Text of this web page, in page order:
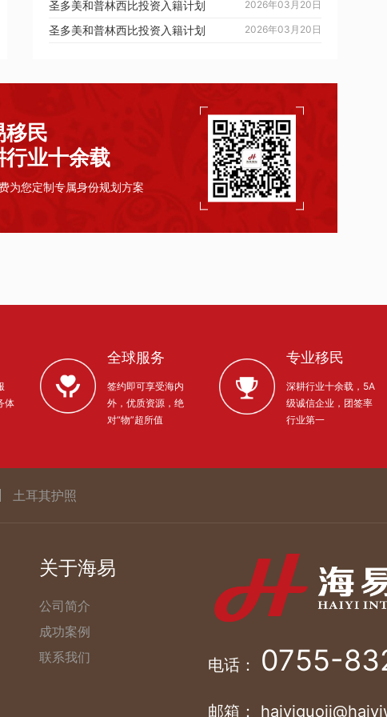
2026年03月20日
圣多美和普林西比投资入籍计划
2026年03月20日
圣多美和普林西比投资入籍计划
移民
行业十余载
为您定制专属身份规划方案
体
全球服务
签约即可享受海内
外，优质资源，绝
对“物”超所值
专业移民
深耕行业十余载，5A
级诚信企业，团签率
行业第一
土耳其护照
关于海易
公司简介
成功案例
联系我们
电话： 0755-
邮箱：